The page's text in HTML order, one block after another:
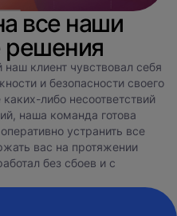
все наши
решения
клиент чувствовал себя
и безопасности своего
либо несоответствий
наша команда готова
устранить все
вас на протяжении
без сбоев и с